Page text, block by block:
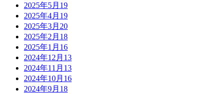
2025年5月 19
2025年4月 19
2025年3月 20
2025年2月 18
2025年1月 16
2024年12月 13
2024年11月 13
2024年10月 16
2024年9月 18